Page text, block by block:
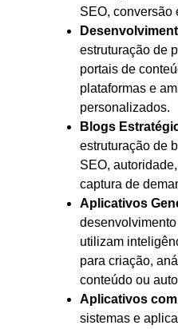
SEO, conversão
estruturação de
portais de
plataformas e
personalizados.
Blogs
estruturação de
SEO,
captura de
Aplicativos
utilizam
para criação,
conteúdo ou
Aplicativos
sistemas e